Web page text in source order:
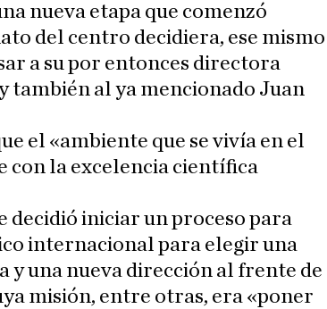
nueva etapa que comenzó
del centro decidiera, ese mismo
a su por entonces directora
también al ya mencionado Juan
el «ambiente que se vivía en el
con la excelencia científica
decidió iniciar un proceso para
internacional para elegir una
y una nueva dirección al frente de
misión, entre otras, era «poner